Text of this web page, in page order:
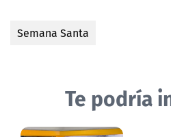
Semana Santa
Te podría